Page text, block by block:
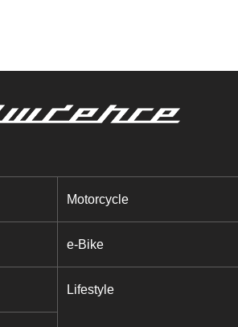
Motorcycle
e-Bike
Lifestyle